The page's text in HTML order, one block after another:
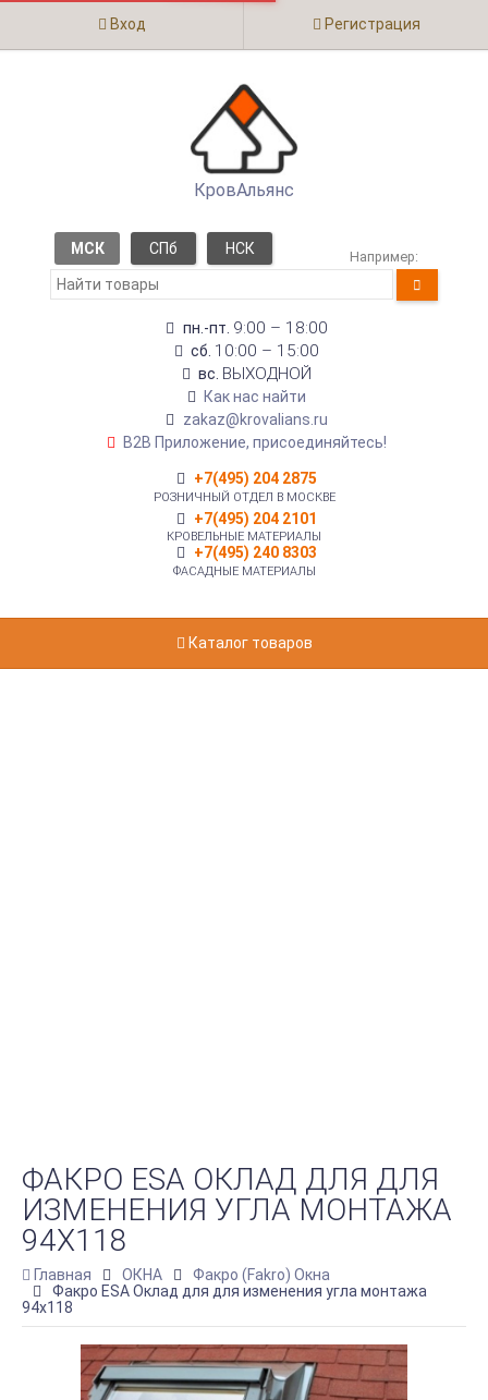
Вход Регистрация
КровАльянс
МСК СПб НСК Например:
пн.-пт. 9:00 – 18:00
сб. 10:00 – 15:00
вс. ВЫХОДНОЙ
Как нас найти
zakaz@krovalians.ru
B2B Приложение, присоединяйтесь!
+7(495) 204 2875
РОЗНИЧНЫЙ ОТДЕЛ В МОСКВЕ
+7(495) 204 2101
КРОВЕЛЬНЫЕ МАТЕРИАЛЫ
+7(495) 240 8303
ФАСАДНЫЕ МАТЕРИАЛЫ
Каталог товаров
ФАКРО ESA ОКЛАД ДЛЯ ДЛЯ
ИЗМЕНЕНИЯ УГЛА МОНТАЖА
94Х118
Главная ОКНА
Факро (Fakro) Окна
Факро ESA Оклад для для изменения угла монтажа
94х118